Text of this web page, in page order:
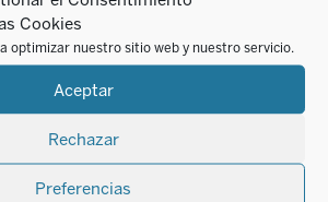
Cookies
optimizar nuestro sitio web y nuestro servicio.
Aceptar
Rechazar
Preferencias
¿Qué es el hombre
para que te acuerdes
de él?
16,50